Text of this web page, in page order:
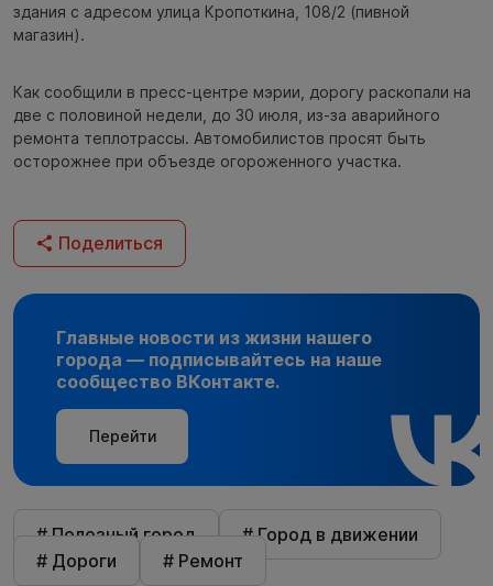
здания с адресом улица Кропоткина, 108/2 (пивной
магазин).
Как сообщили в пресс-центре мэрии, дорогу раскопали на
две с половиной недели, до 30 июля, из-за аварийного
ремонта теплотрассы. Автомобилистов просят быть
осторожнее при объезде огороженного участка.
Поделиться
Главные новости из жизни нашего
города — подписывайтесь на наше
сообщество ВКонтакте.
Перейти
# Полезный город
# Город в движении
# Дороги
# Ремонт